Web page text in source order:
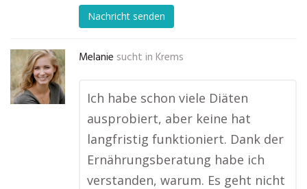
Nachricht senden
Melanie sucht in Krems
Ich habe schon viele Diäten
ausprobiert, aber keine hat
langfristig funktioniert. Dank der
Ernährungsberatung habe ich
verstanden, warum. Es geht nicht